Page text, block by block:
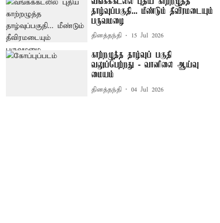
தாழ்வுப்பகுதி... மீண்டும் தீவிரமடையும்
பருவமழை
தினத்தந்தி 15 Jul 2026
காற்றழுத்த தாழ்வுப் பகுதி
வலுப்பெற்றது - வானிலை ஆய்வு
மையம்
தினத்தந்தி 04 Jul 2026